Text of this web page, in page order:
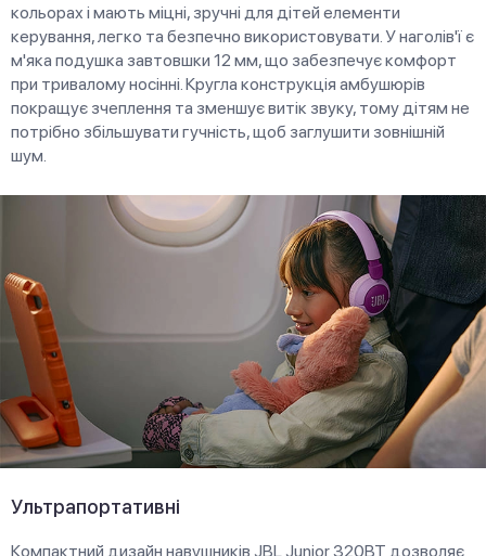
кольорах і мають міцні, зручні для дітей елементи
керування, легко та безпечно використовувати. У наголів'ї є
м'яка подушка завтовшки 12 мм, що забезпечує комфорт
при тривалому носінні. Кругла конструкція амбушюрів
покращує зчеплення та зменшує витік звуку, тому дітям не
потрібно збільшувати гучність, щоб заглушити зовнішній
шум.
Ультрапортативні
Компактний дизайн навушників JBL Junior 320ВТ дозволяє